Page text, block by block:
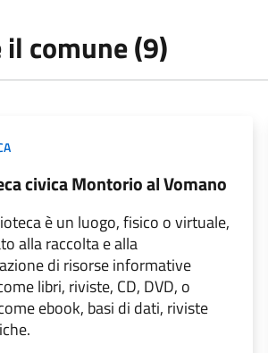
comune (9)
civica Montorio al Vomano
è un luogo, fisico o virtuale,
alla raccolta e alla
di risorse informative
libri, riviste, CD, DVD, o
ebook, basi di dati, riviste